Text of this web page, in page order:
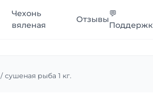
Чехонь
вяленая
Отзывы
💬
сушеная рыба 1 кг.